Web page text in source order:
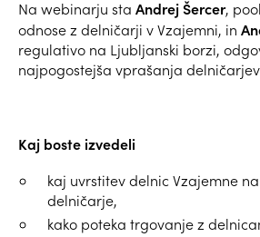
Na webinarju sta Andrej Šercer,
odnose z delničarji v Vzajemni, in
regulativo na Ljubljanski borzi,
najpogostejša vprašanja
Kaj boste izvedeli
kaj uvrstitev delnic Vzajemne
delničarje,
kako poteka trgovanje z